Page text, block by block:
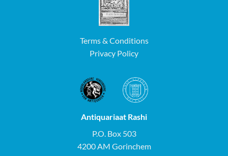
Terms & Conditions
Privacy Policy
Antiquariaat Rashi
P.O. Box 503
4200 AM Gorinchem